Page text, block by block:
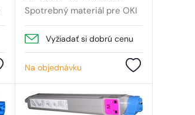
Spotrebný materiál pre OKI
Vyžiadať si dobrú cenu
Na objednávku